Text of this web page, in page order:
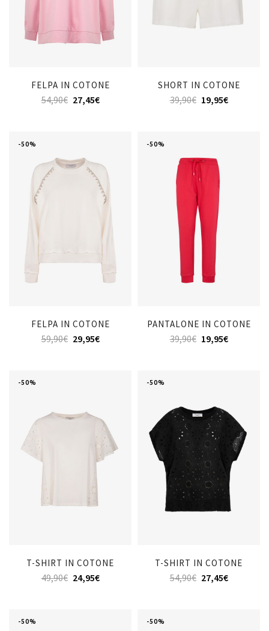
FELPA IN COTONE
54,90€ 27,45€
SHORT IN COTONE
39,90€ 19,95€
-50%
FELPA IN COTONE
59,90€ 29,95€
-50%
PANTALONE IN COTONE
39,90€ 19,95€
-50%
T-SHIRT IN COTONE
49,90€ 24,95€
-50%
T-SHIRT IN COTONE
54,90€ 27,45€
-50% -50%